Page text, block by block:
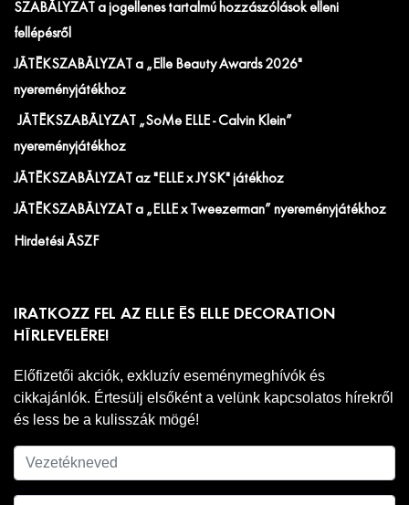
SZABÁLYZAT a jogellenes tartalmú hozzászólások elleni
fellépésről
JÁTÉKSZABÁLYZAT a „Elle Beauty Awards 2026"
nyereményjátékhoz
JÁTÉKSZABÁLYZAT „SoMe ELLE - Calvin Klein”
nyereményjátékhoz
JÁTÉKSZABÁLYZAT az "ELLE x JYSK" játékhoz
JÁTÉKSZABÁLYZAT a „ELLE x Tweezerman” nyereményjátékhoz
Hirdetési ÁSZF
IRATKOZZ FEL AZ ELLE ÉS ELLE DECORATION
HÍRLEVELÉRE!
Előfizetői akciók, exkluzív eseménymeghívók és
cikkajánlók. Értesülj elsőként a velünk kapcsolatos hírekről
és less be a kulisszák mögé!